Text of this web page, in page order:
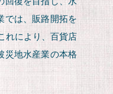
では、販路開拓を
れにより、百貨店
災地水産業の本格